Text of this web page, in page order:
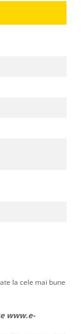
la cele mai bune
www.e-